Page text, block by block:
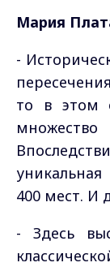
Мария
-
то в этом
400 мест. И
- Здесь